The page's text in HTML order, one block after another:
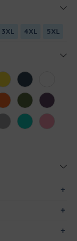
3XL 4XL 5XL
Denim
Oliva Padlizsán
Türkiz
Világos
rózsaszín